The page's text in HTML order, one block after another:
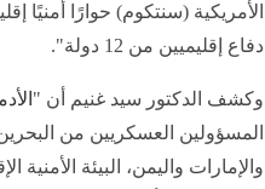
الأمريكية (سنتكوم) حوارًا أمنيًا
دفاع إقليميين من 12 دولة".
وكشف الدكتور سيد غنيم أن "
المسؤولين العسكريين من
والإمارات واليمن، البيئة